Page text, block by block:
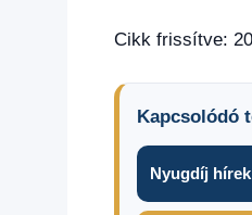
Cikk frissítve:
Kapcsolódó
Nyugdíj